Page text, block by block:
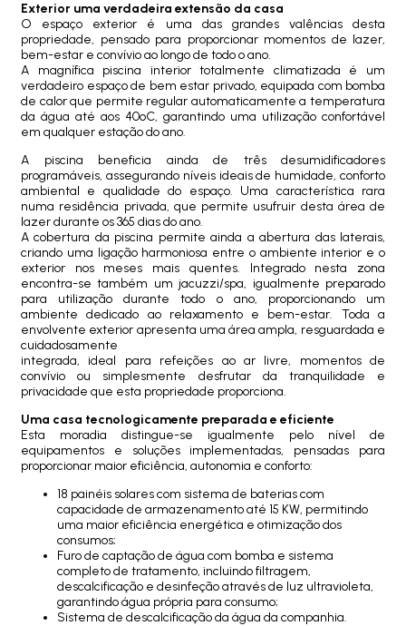
Exterior uma verdadeira extensão da casa
O espaço exterior é uma das grandes valências desta
propriedade, pensado para proporcionar momentos de lazer,
bem-estar e convívio ao longo de todo o ano.
A magnífica piscina interior totalmente climatizada é um
verdadeiro espaço de bem estar privado, equipada com bomba
de calor que permite regular automaticamente a temperatura
da água até aos 40ºC, garantindo uma utilização confortável
em qualquer estação do ano.
A piscina beneficia ainda de três desumidificadores
programáveis, assegurando níveis ideais de humidade, conforto
ambiental e qualidade do espaço. Uma característica rara
numa residência privada, que permite usufruir desta área de
lazer durante os 365 dias do ano.
A cobertura da piscina permite ainda a abertura das laterais,
criando uma ligação harmoniosa entre o ambiente interior e o
exterior nos meses mais quentes. Integrado nesta zona
encontra-se também um jacuzzi/spa, igualmente preparado
para utilização durante todo o ano, proporcionando um
ambiente dedicado ao relaxamento e bem-estar. Toda a
envolvente exterior apresenta uma área ampla, resguardada e
cuidadosamente
integrada, ideal para refeições ao ar livre, momentos de
convívio ou simplesmente desfrutar da tranquilidade e
privacidade que esta propriedade proporciona.
Uma casa tecnologicamente preparada e eficiente
Esta moradia distingue-se igualmente pelo nível de
equipamentos e soluções implementadas, pensadas para
proporcionar maior eficiência, autonomia e conforto:
18 painéis solares com sistema de baterias com
capacidade de armazenamento até 15 KW, permitindo
uma maior eficiência energética e otimização dos
consumos;
Furo de captação de água com bomba e sistema
completo de tratamento, incluindo filtragem,
descalcificação e desinfeção através de luz ultravioleta,
garantindo água própria para consumo;
Sistema de descalcificação da água da companhia.